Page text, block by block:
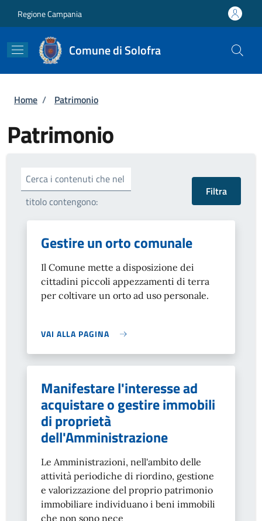
Regione Campania
Comune di Solofra
Briciole di pane
Home / Patrimonio
Patrimonio
Cerca i contenuti che nel
titolo contengono:
Gestire un orto comunale
Il Comune mette a disposizione dei
cittadini piccoli appezzamenti di terra
per coltivare un orto ad uso personale.
VAI ALLA PAGINA
Manifestare l'interesse ad
acquistare o gestire immobili
di proprietà
dell'Amministrazione
Le Amministrazioni, nell'ambito delle
attività periodiche di riordino, gestione
e valorizzazione del proprio patrimonio
immobiliare individuano i beni immobili
che non sono nece